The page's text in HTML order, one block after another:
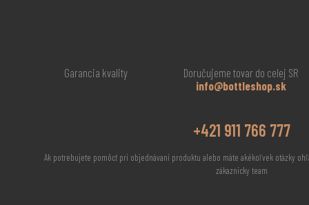
Garancia kvality
Doručujeme tovar do celej SR
info@bottleshop.sk
+421 911 766 777
Ak potrebujete pomôcť pri objednávaní produktu alebo máte akékoľvek otázky
zákaznícky team